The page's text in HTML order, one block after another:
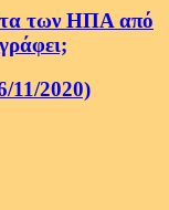
των ΗΠΑ από
2020)